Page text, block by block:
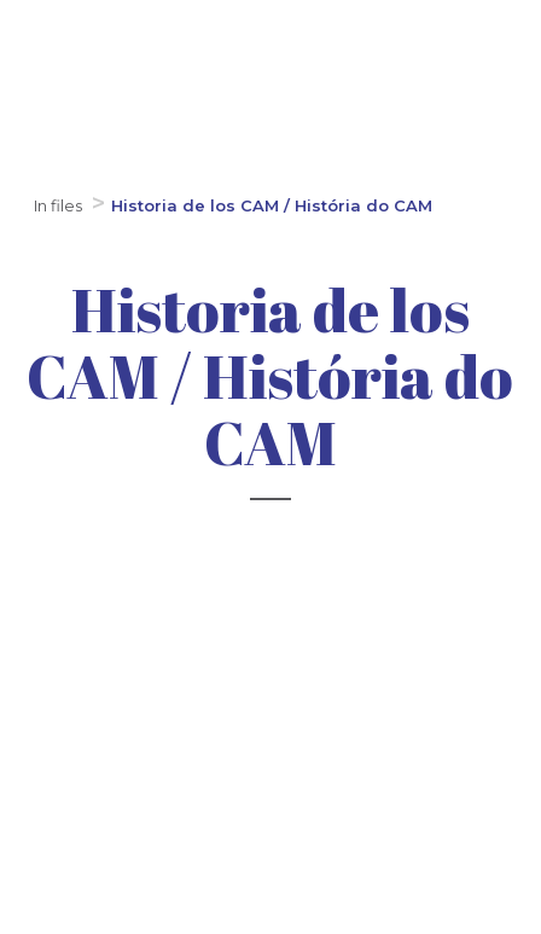
In files Historia de los CAM / História do CAM
Historia de los
CAM / História do
CAM